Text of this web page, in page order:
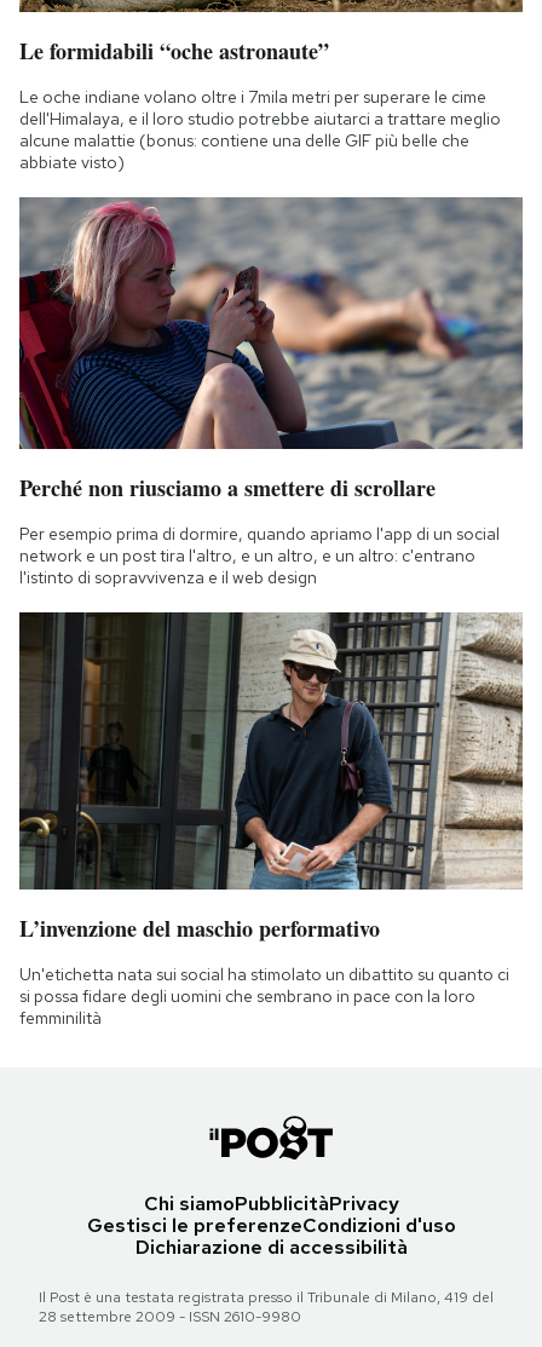
Le formidabili “oche astronaute”
Le oche indiane volano oltre i 7mila metri per superare le cime
dell'Himalaya, e il loro studio potrebbe aiutarci a trattare meglio
alcune malattie (bonus: contiene una delle GIF più belle che
abbiate visto)
Perché non riusciamo a smettere di scrollare
Per esempio prima di dormire, quando apriamo l'app di un social
network e un post tira l'altro, e un altro, e un altro: c'entrano
l'istinto di sopravvivenza e il web design
L’invenzione del maschio performativo
Un'etichetta nata sui social ha stimolato un dibattito su quanto ci
si possa fidare degli uomini che sembrano in pace con la loro
femminilità
Chi siamoPubblicitàPrivacy
Gestisci le preferenzeCondizioni d'uso
Dichiarazione di accessibilità
Il Post è una testata registrata presso il Tribunale di Milano, 419 del
28 settembre 2009 - ISSN 2610-9980